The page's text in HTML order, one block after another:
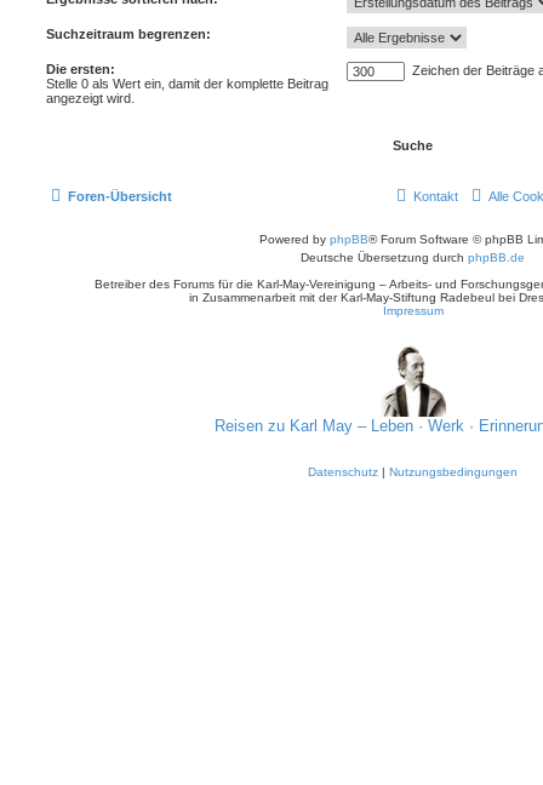
Suchzeitraum begrenzen:
Die ersten:
Stelle 0 als Wert ein, damit der komplette Beitrag
angezeigt wird.
Zeichen der Beiträge
Foren-Übersicht Alle
Kontakt
Powered by phpBB® Forum Software © phpBB
Deutsche Übersetzung durch phpBB.de
Betreiber des Forums für die Karl-May-Vereinigung – Arbeits- und
in Zusammenarbeit mit der Karl-May-Stiftung Radebeul bei
Impressum
Reisen zu Karl May – Leben · Werk ·
Datenschutz | Nutzungsbedingungen